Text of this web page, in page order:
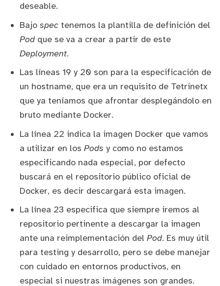
deseable.
Bajo spectenemos la plantilla de definición del
Podque se va a crear a partir de este
Deployment.
Las líneas 19 y 20 son para la especificación de
un hostname, que era un requisito de Tetrinetx
que ya teníamos que afrontar desplegándolo en
bruto mediante Docker.
La línea 22 indica la imagen Docker que vamos
a utilizar en los Pods y como no estamos
especificando nada especial, por defecto
buscará en el repositorio público oficial de
Docker, es decir descargará esta imagen.
La línea 23 especifica que siempre iremos al
repositorio pertinente a descargar la imagen
ante una reimplementación del Pod. Es muy útil
para testing y desarrollo, pero se debe manejar
con cuidado en entornos productivos, en
especial si nuestras imágenes son grandes.